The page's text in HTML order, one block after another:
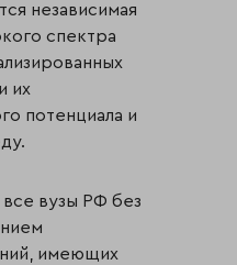
независимая
спектра
их
потенциала и
все вузы РФ без
имеющих